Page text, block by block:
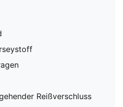
Reißverschluss